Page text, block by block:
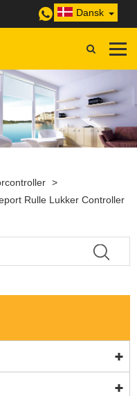
Dansk
>
Rulle Lukker Controller